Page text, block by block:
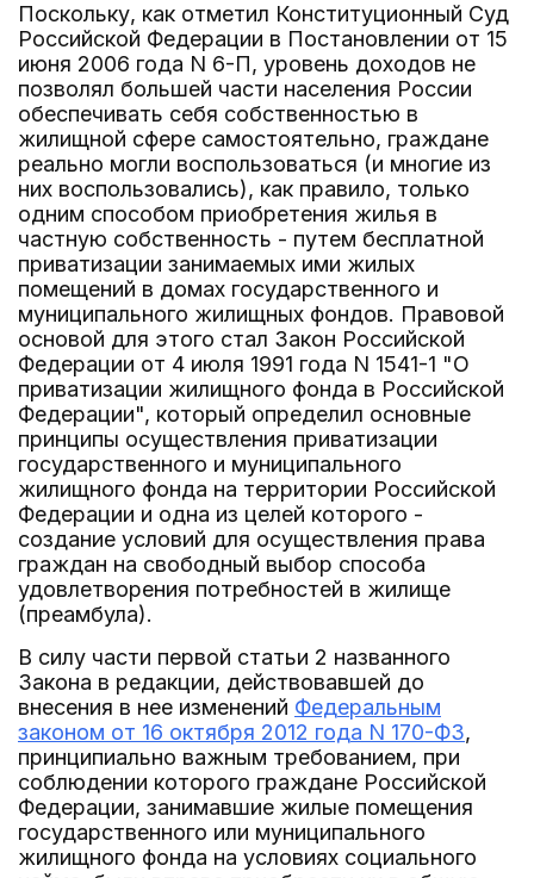
Поскольку, как отметил Конституционный Суд
Российской Федерации в Постановлении от 15
июня 2006 года N 6-П, уровень доходов не
позволял большей части населения России
обеспечивать себя собственностью в
жилищной сфере самостоятельно, граждане
реально могли воспользоваться (и многие из
них воспользовались), как правило, только
одним способом приобретения жилья в
частную собственность - путем бесплатной
приватизации занимаемых ими жилых
помещений в домах государственного и
муниципального жилищных фондов. Правовой
основой для этого стал Закон Российской
Федерации от 4 июля 1991 года N 1541-1 "О
приватизации жилищного фонда в Российской
Федерации", который определил основные
принципы осуществления приватизации
государственного и муниципального
жилищного фонда на территории Российской
Федерации и одна из целей которого -
создание условий для осуществления права
граждан на свободный выбор способа
удовлетворения потребностей в жилище
(преамбула).
В силу части первой статьи 2 названного
Закона в редакции, действовавшей до
внесения в нее изменений Федеральным
законом от 16 октября 2012 года N 170-ФЗ,
принципиально важным требованием, при
соблюдении которого граждане Российской
Федерации, занимавшие жилые помещения
государственного или муниципального
жилищного фонда на условиях социального